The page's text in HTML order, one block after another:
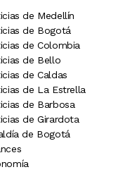
de Medellín
de Bogotá
de Colombia
de Bello
de Caldas
de La Estrella
de Barbosa
de Girardota
de Bogotá